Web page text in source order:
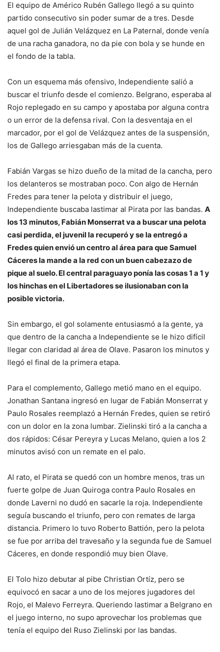
El equipo de Américo Rubén Gallego llegó a su quinto
partido consecutivo sin poder sumar de a tres. Desde
aquel gol de Julián Velázquez en La Paternal, donde venía
de una racha ganadora, no da pie con bola y se hunde en
el fondo de la tabla.
Con un esquema más ofensivo, Independiente salió a
buscar el triunfo desde el comienzo. Belgrano, esperaba al
Rojo replegado en su campo y apostaba por alguna contra
o un error de la defensa rival. Con la desventaja en el
marcador, por el gol de Velázquez antes de la suspensión,
los de Gallego arriesgaban más de la cuenta.
Fabián Vargas se hizo dueño de la mitad de la cancha, pero
los delanteros se mostraban poco. Con algo de Hernán
Fredes para tener la pelota y distribuir el juego,
Independiente buscaba lastimar al Pirata por las bandas. A
los 13 minutos, Fabián Monserrat va a buscar una pelota
casi perdida, el juvenil la recuperó y se la entregó a
Fredes quien envió un centro al área para que Samuel
Cáceres la mande a la red con un buen cabezazo de
pique al suelo. El central paraguayo ponía las cosas 1 a 1 y
los hinchas en el Libertadores se ilusionaban con la
posible victoria.
Sin embargo, el gol solamente entusiasmó a la gente, ya
que dentro de la cancha a Independiente se le hizo difícil
llegar con claridad al área de Olave. Pasaron los minutos y
llegó el final de la primera etapa.
Para el complemento, Gallego metió mano en el equipo.
Jonathan Santana ingresó en lugar de Fabián Monserrat y
Paulo Rosales reemplazó a Hernán Fredes, quien se retiró
con un dolor en la zona lumbar. Zielinski tiró a la cancha a
dos rápidos: César Pereyra y Lucas Melano, quien a los 2
minutos avisó con un remate en el palo.
Al rato, el Pirata se quedó con un hombre menos, tras un
fuerte golpe de Juan Quiroga contra Paulo Rosales en
donde Laverni no dudó en sacarle la roja. Independiente
seguía buscando el triunfo, pero con remates de larga
distancia. Primero lo tuvo Roberto Battión, pero la pelota
se fue por arriba del travesaño y la segunda fue de Samuel
Cáceres, en donde respondió muy bien Olave.
El Tolo hizo debutar al pibe Christian Ortíz, pero se
equivocó en sacar a uno de los mejores jugadores del
Rojo, el Malevo Ferreyra. Queriendo lastimar a Belgrano en
el juego interno, no supo aprovechar los problemas que
tenía el equipo del Ruso Zielinski por las bandas.